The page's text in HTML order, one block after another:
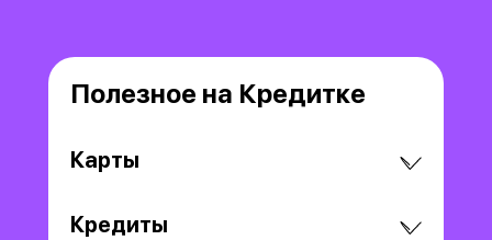
Полезное на Кредитке
Карты
Кредиты